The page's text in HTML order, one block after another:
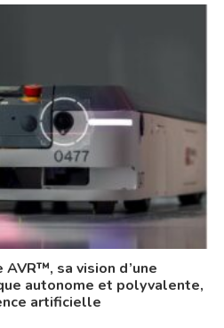
sa vision d’une
autonome et polyvalente,
artificielle